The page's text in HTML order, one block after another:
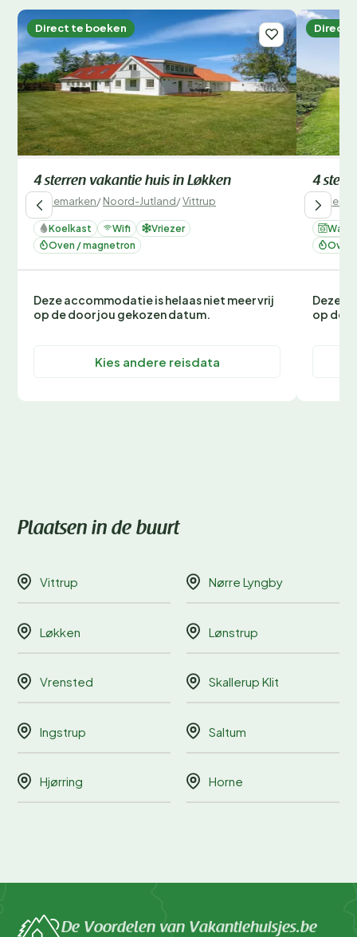
Direct te boeken
4 sterren vakantie huis in Løkken
Denemarken/Noord-Jutland/Vittrup
Koelkast Wifi
Vriezer
Oven / magnetron
Deze accommodatie is helaas niet meer vrij
op de door jou gekozen datum.
Kies andere reisdata
Direct
4
Oven
Deze
op de
Plaatsen in de buurt
Vittrup Nørre Lyngby
Løkken Lønstrup
Vrensted Skallerup Klit
Ingstrup Saltum
Hjørring Horne
De Voordelen van Vakantiehuisjes.be